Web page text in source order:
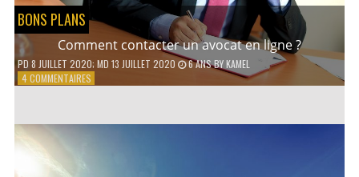
BONS PLANS
Comment contacter un avocat en ligne ?
PD 8 JUILLET 2020; MD 13 JUILLET 2020 6 ANSBYKAMEL
4 COMMENTAIRESSUR